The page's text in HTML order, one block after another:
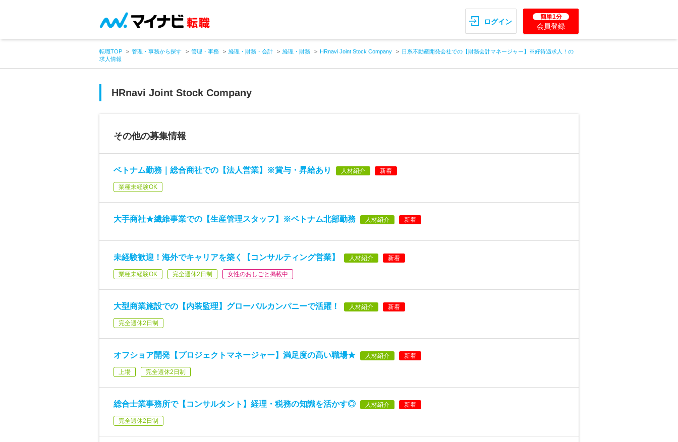
ログイン
簡単1分
会員登録
転職TOP 管理・事務から探す 管理・事務 経理・財務・会計 経理・財務 HRnavi Joint Stock Company
日系不動産開発会社での【財務会計マネージャー】※好待遇求人！の
求人情報
HRnavi Joint Stock Company
その他の募集情報
ベトナム勤務｜総合商社での【法人営業】※賞与・昇給あり 人材紹介 新着
業種未経験OK
大手商社★繊維事業での【生産管理スタッフ】※ベトナム北部勤務 人材紹介 新着
未経験歓迎！海外でキャリアを築く【コンサルティング営業】 人材紹介 新着
業種未経験OK 完全週休2日制 女性のおしごと掲載中
大型商業施設での【内装監理】グローバルカンパニーで活躍！ 人材紹介 新着
完全週休2日制
オフショア開発【プロジェクトマネージャー】満足度の高い職場★ 人材紹介 新着
上場 完全週休2日制
総合士業事務所で【コンサルタント】経理・税務の知識を活かす◎ 人材紹介 新着
完全週休2日制